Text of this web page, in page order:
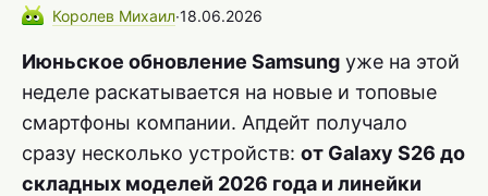
Королев Михаил∙18.06.2026
Июньское обновление Samsung уже на этой
неделе раскатывается на новые и топовые
смартфоны компании. Апдейт получало
сразу несколько устройств: от Galaxy S26 до
складных моделей 2026 года и линейки